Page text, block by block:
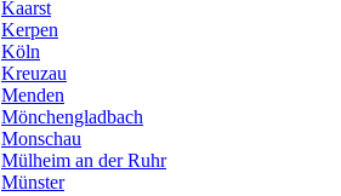
Kaarst
Kerpen
Köln
Kreuzau
Menden
Mönchengladbach
Monschau
Mülheim an der Ruhr
Münster